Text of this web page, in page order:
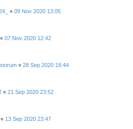
« 09 Nov 2020 13:05
« 07 Nov 2020 12:42
« 28 Sep 2020 18:44
« 21 Sep 2020 23:52
« 13 Sep 2020 23:47